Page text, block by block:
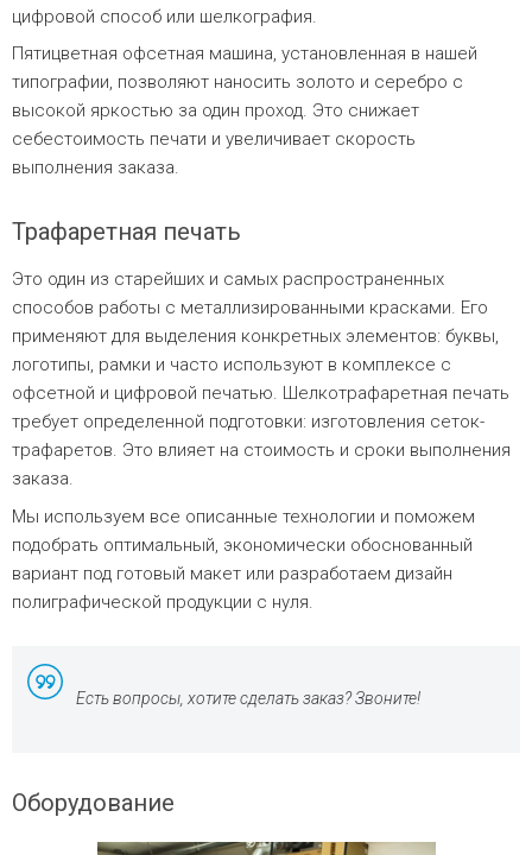
цифровой способ или шелкография.
Пятицветная офсетная машина, установленная в нашей
типографии, позволяют наносить золото и серебро с
высокой яркостью за один проход. Это снижает
себестоимость печати и увеличивает скорость
выполнения заказа.
Трафаретная печать
Это один из старейших и самых распространенных
способов работы с металлизированными красками. Его
применяют для выделения конкретных элементов: буквы,
логотипы, рамки и часто используют в комплексе с
офсетной и цифровой печатью. Шелкотрафаретная печать
требует определенной подготовки: изготовления сеток-
трафаретов. Это влияет на стоимость и сроки выполнения
заказа.
Мы используем все описанные технологии и поможем
подобрать оптимальный, экономически обоснованный
вариант под готовый макет или разработаем дизайн
полиграфической продукции с нуля.
Есть вопросы, хотите сделать заказ? Звоните!
Оборудование